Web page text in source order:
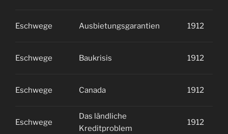
Eschwege Ausbietungsgarantien 1912
Eschwege Baukrisis 1912
Eschwege Canada 1912
Eschwege
Das ländliche
Kreditproblem
1912